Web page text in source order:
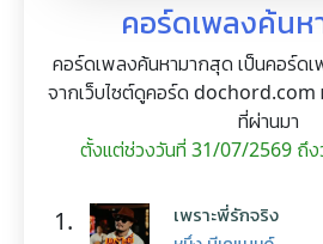
คอร์ดเพลงค้นห
คอร์ดเพลงค้นหามากสุด เป็นคอร์ด
จากเว็บไซต์ดูคอร์ด dochord.com
ที่ผ่านมา
ตั้งแต่ช่วงวันที่ 31/07/2569 ถึ
1. เพราะพี่รักจริง